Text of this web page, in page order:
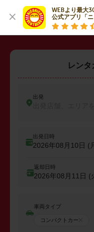
WEBより最大
公式アプリ「ニ
諫早市 ・
レン
出発
出発日時
2026年08月10日 (
返却日時
2026年08月11日 (
車両タイプ
コンパクトカー